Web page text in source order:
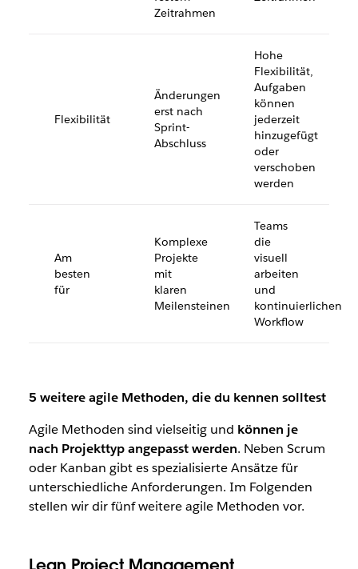
Zeitrahmen
Flexibilität
Änderungen
erst nach
Sprint-
Abschluss
Hohe
Flexibilität,
Aufgaben
können
jederzeit
hinzugefügt
oder
verschoben
werden
Am
besten
für
Komplexe
Projekte
mit
klaren
Meilensteinen
Teams
die
visuell
arbeiten
und
kontinuierlichen
Workflow
5 weitere agile Methoden, die du kennen solltest
Agile Methoden sind vielseitig und können je
nach Projekttyp angepasst werden. Neben Scrum
oder Kanban gibt es spezialisierte Ansätze für
unterschiedliche Anforderungen. Im Folgenden
stellen wir dir fünf weitere agile Methoden vor.